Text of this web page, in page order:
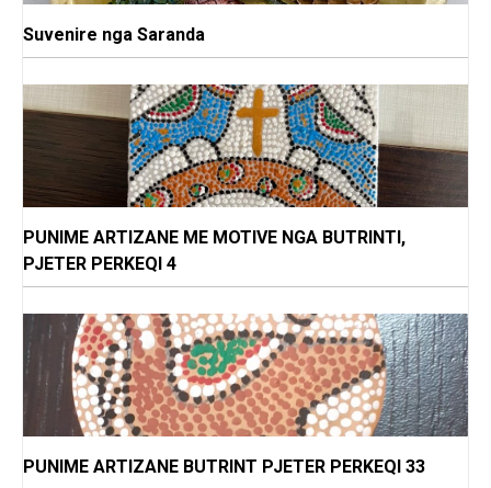
Suvenire nga Saranda
PUNIME ARTIZANE ME MOTIVE NGA BUTRINTI,
PJETER PERKEQI 4
PUNIME ARTIZANE BUTRINT PJETER PERKEQI 33